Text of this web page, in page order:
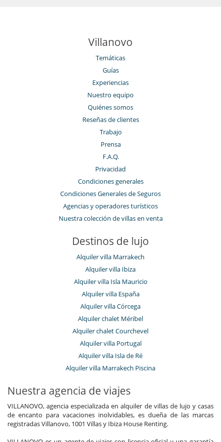
Villanovo
Temáticas
Guías
Experiencias
Nuestro equipo
Quiénes somos
Reseñas de clientes
Trabajo
Prensa
F.A.Q.
Privacidad
Condiciones generales
Condiciones Generales de Seguros
Agencias y operadores turísticos
Nuestra colección de villas en venta
Destinos de lujo
Alquiler villa Marrakech
Alquiler villa Ibiza
Alquiler villa Isla Mauricio
Alquiler villa España
Alquiler villa Córcega
Alquiler chalet Méribel
Alquiler chalet Courchevel
Alquiler villa Portugal
Alquiler villa Isla de Ré
Alquiler villa Marrakech Piscina
Nuestra agencia de viajes
VILLANOVO, agencia especializada en alquiler de villas de lujo y casas
de encanto para vacaciones inolvidables, es dueña de las marcas
registradas Villanovo, 1001 Villas y Ibiza House Renting.